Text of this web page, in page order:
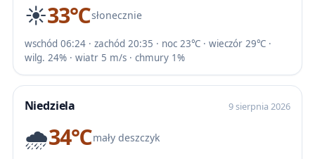
☀️33℃słonecznie
wschód 06:24 · zachód 20:35 · noc 23℃ · wieczór 29℃ ·
wilg. 24% · wiatr 5 m/s · chmury 1%
Niedziela 9 sierpnia 2026
🌧️34℃mały deszczyk